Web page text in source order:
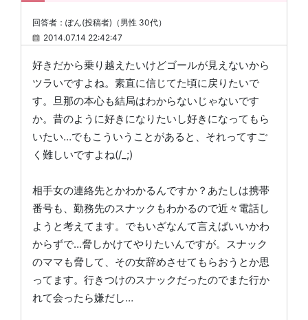
回答者：ぽん(投稿者)（男性 30代）
2014.07.14 22:42:47
好きだから乗り越えたいけどゴールが見えないから
ツラいですよね。素直に信じてた頃に戻りたいで
す。旦那の本心も結局はわからないじゃないです
か。昔のように好きになりたいし好きになってもら
いたい…でもこういうことがあると、それってすご
く難しいですよね(/_;)
相手女の連絡先とかわかるんですか？あたしは携帯
番号も、勤務先のスナックもわかるので近々電話し
ようと考えてます。でもいざなんて言えばいいかわ
からずで…脅しかけてやりたいんですが。スナック
のママも脅して、その女辞めさせてもらおうとか思
ってます。行きつけのスナックだったのでまた行か
れて会ったら嫌だし…